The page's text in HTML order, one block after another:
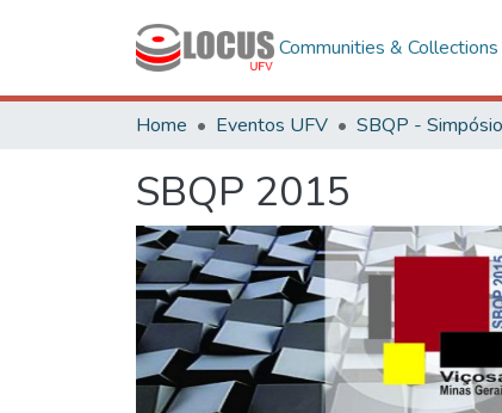
Communities & Collections
Home Eventos UFV
SBQP 2015